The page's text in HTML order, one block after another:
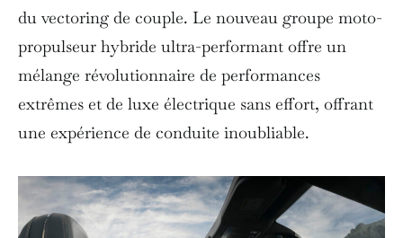
du vectoring de couple. Le nouveau groupe moto-
propulseur hybride ultra-performant offre un
mélange révolutionnaire de performances
extrêmes et de luxe électrique sans effort, offrant
une expérience de conduite inoubliable.